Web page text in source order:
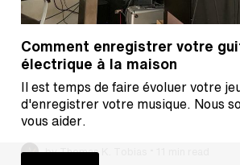
Comment enregistrer votre
électrique à la maison
Il est temps de faire évoluer votre
d'enregistrer votre musique. Nous
vous aider.
by Thomas K. Tobias